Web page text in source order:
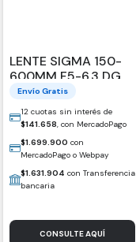
LENTE SIGMA 150-
600MM F5-6.3 DG
DN OS SPORTS PARA
SONY E (A PEDIDO)
Envío Gratis
12 cuotas sin interés de
$141.658, con MercadoPago
$1.699.900 con
MercadoPago o Webpay
$1.631.904 con Transferencia
bancaria
CONSULTE AQUÍ